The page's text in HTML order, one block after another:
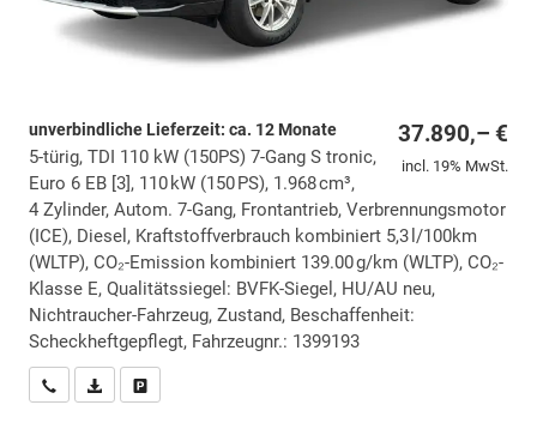
37.890,– €
incl. 19% MwSt.
unverbindliche Lieferzeit: ca. 12 Monate
5-türig, TDI 110 kW (150PS) 7-Gang S tronic,
Euro 6 EB [3], 110 kW (150 PS), 1.968 cm³,
4 Zylinder, Autom. 7-Gang, Frontantrieb, Verbrennungsmotor
(ICE), Diesel, Kraftstoffverbrauch kombiniert 5,3 l/100km
(WLTP), CO₂-Emission kombiniert 139.00 g/km (WLTP), CO₂-
Klasse E, Qualitätssiegel: BVFK-Siegel, HU/AU neu,
Nichtraucher-Fahrzeug, Zustand, Beschaffenheit:
Scheckheftgepflegt, Fahrzeugnr.: 1399193
Wir rufen Sie anPDF-Datei, Fahrzeugexposé drucken